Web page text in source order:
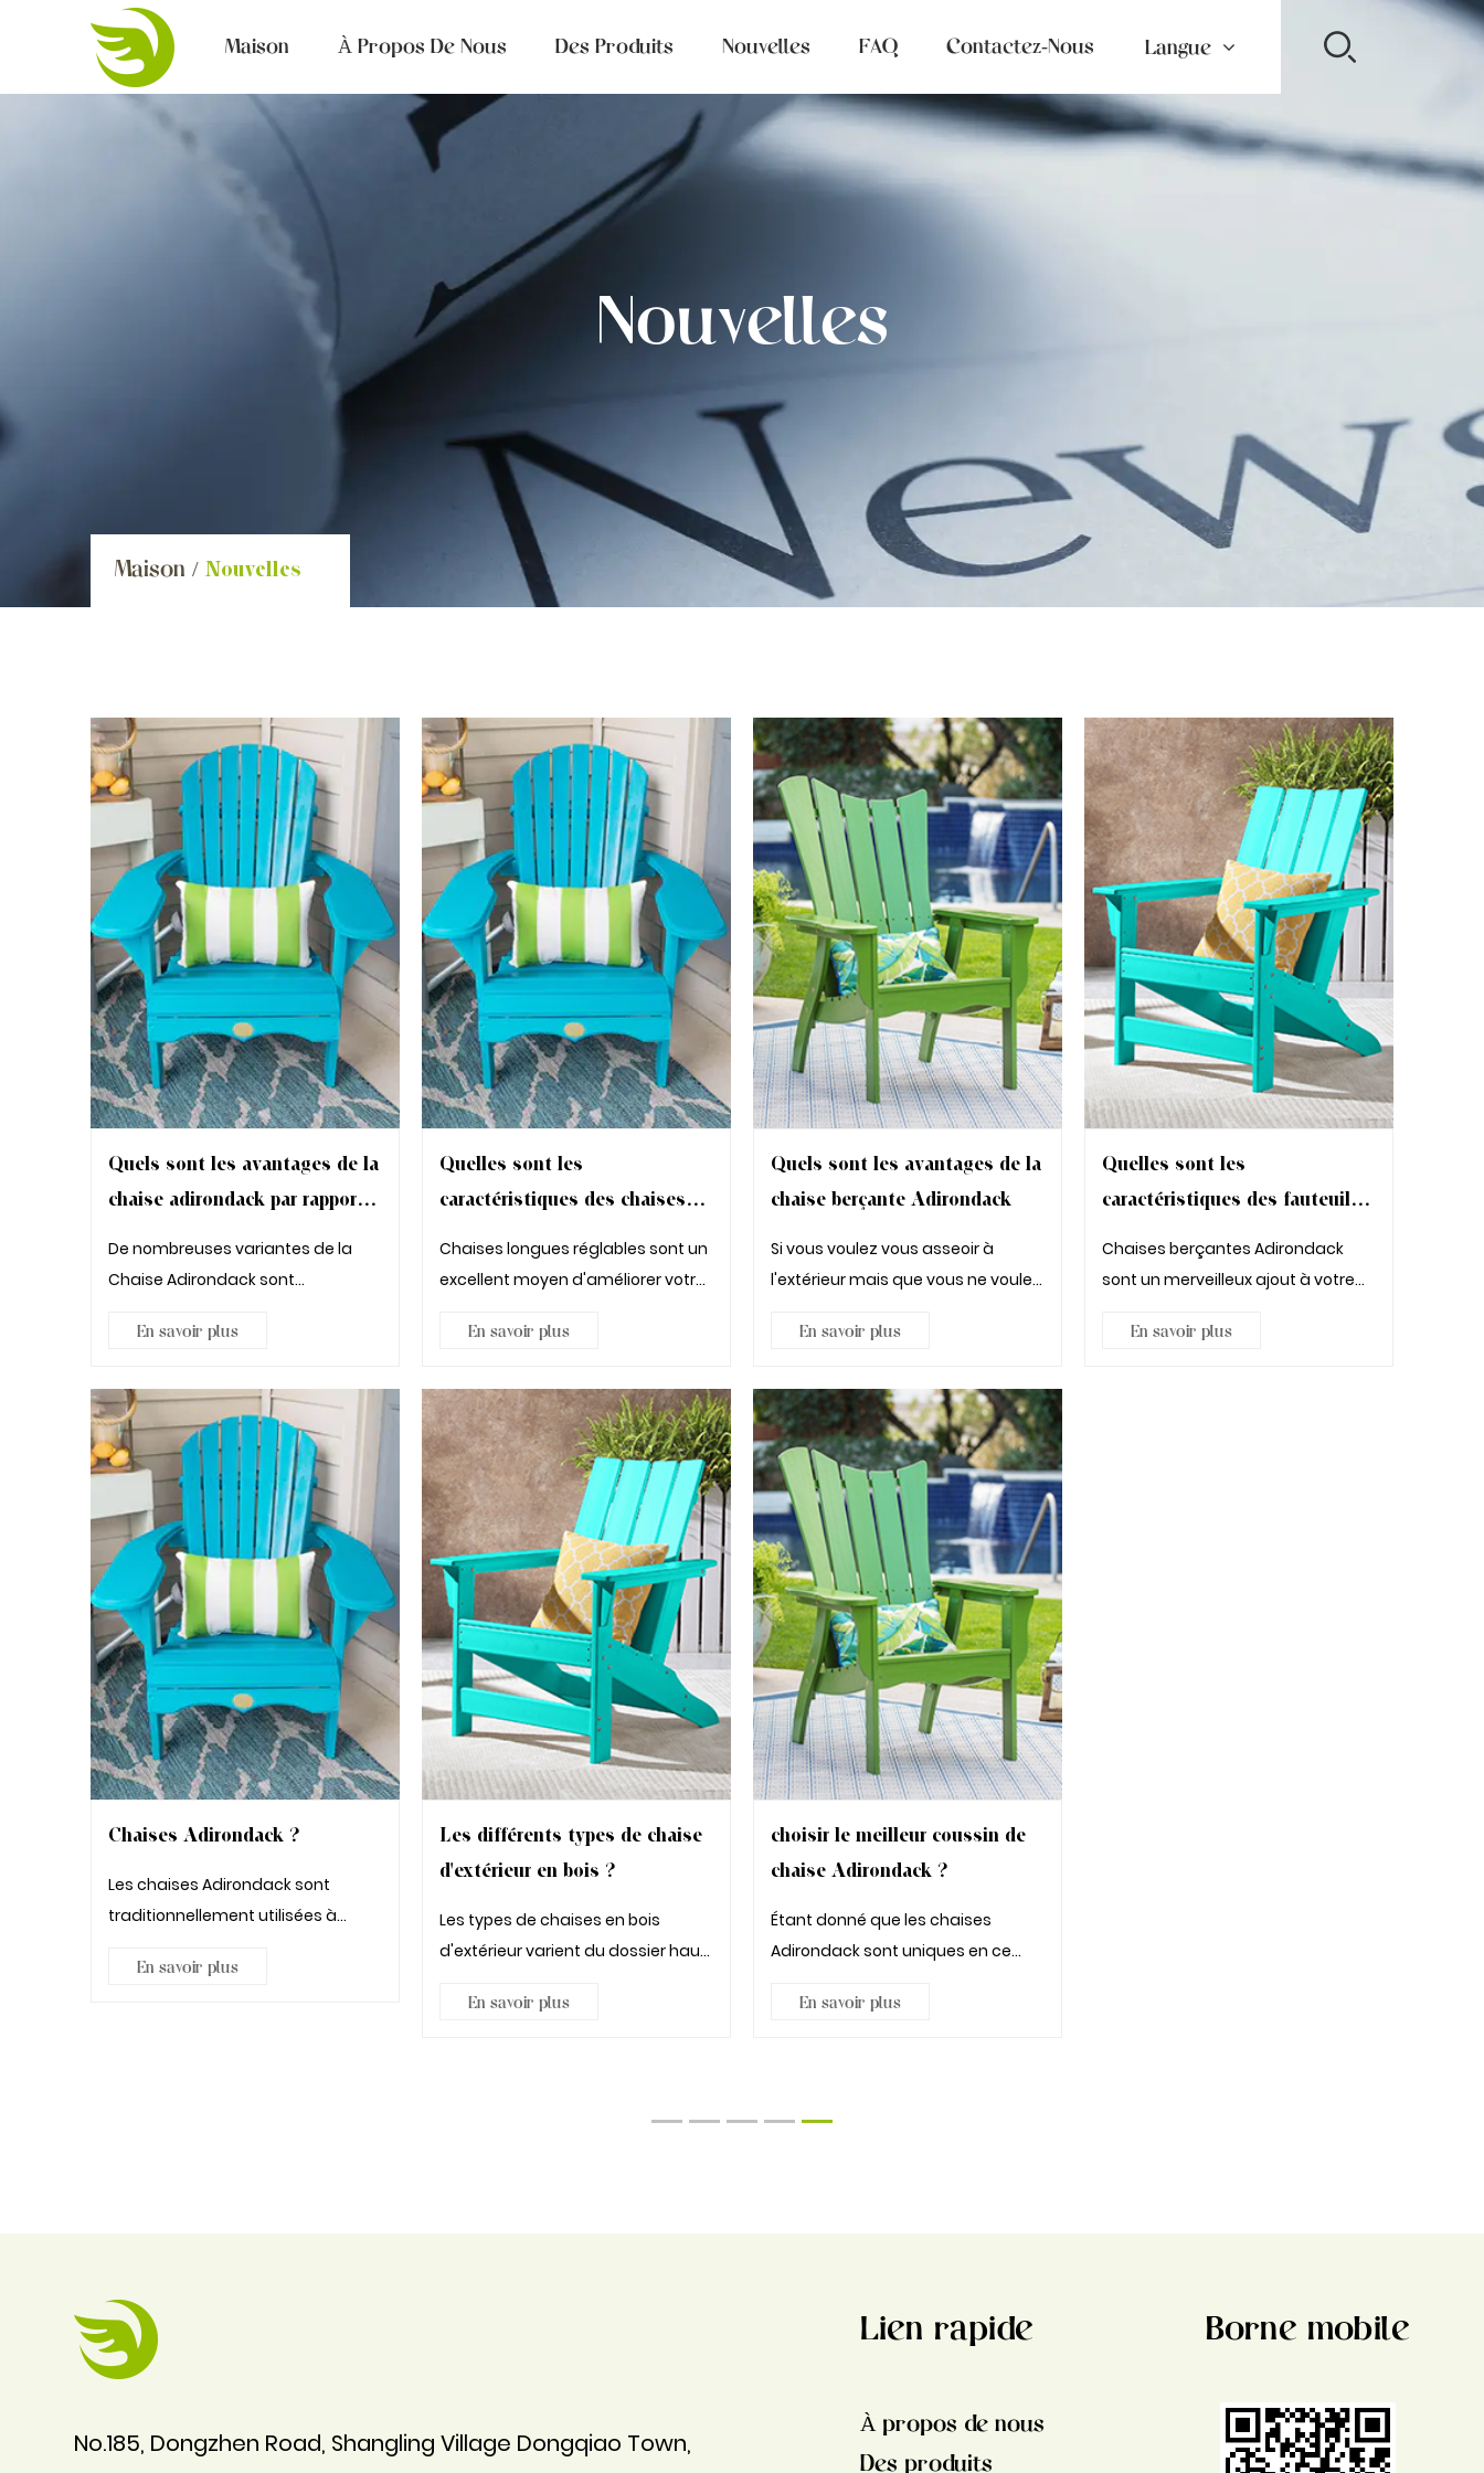
Maison À Propos De Nous Des Produits Nouvelles FAQ Contactez-Nous Langue
Nouvelles
Maison /Nouvelles
Quels sont les avantages de la
chaise adirondack par rapport
De nombreuses variantes de la
Chaise Adirondack sont
trouver ...
En savoir plus
Quelles sont les
caractéristiques des chaises
Chaises longues réglables sont un
excellent moyen d'améliorer votre
En savoir plus
Quels sont les avantages de la
chaise berçante Adirondack
Si vous voulez vous asseoir à
l'extérieur mais que vous ne voulez
En savoir plus
Quelles sont les
caractéristiques des fauteuils
Chaises berçantes Adirondack
sont un merveilleux ajout à votre
En savoir plus
Chaises Adirondack ?
Les chaises Adirondack sont
traditionnellement utilisées à
En savoir plus
Les différents types de chaise
d'extérieur en bois ?
Les types de chaises en bois
d'extérieur varient du dossier haut
En savoir plus
choisir le meilleur coussin de
chaise Adirondack ?
Étant donné que les chaises
Adirondack sont uniques en ce
En savoir plus
No.185, Dongzhen Road, Shangling Village Dongqiao Town,
Lien rapide
À propos de nous
Des produits
Borne mobile